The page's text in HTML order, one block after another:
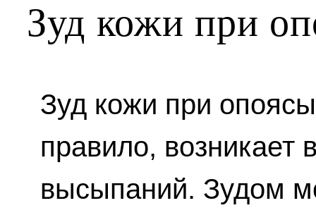
Зуд кожи при
Зуд кожи при
правило, возникает
высыпаний. Зудом